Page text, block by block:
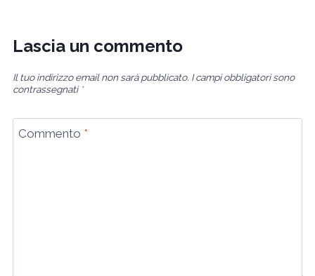
Lascia un commento
Il tuo indirizzo email non sarà pubblicato. I campi obbligatori sono
contrassegnati *
Commento *